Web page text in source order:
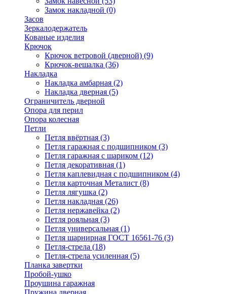
Замок накладной (0)
Засов
Зеркалодержатель
Кованые изделия
Крючок
Крючок ветровой (дверной) (9)
Крючок-вешалка (36)
Накладка
Накладка амбарная (2)
Накладка дверная (5)
Ограничитель дверной
Опора для перил
Опора колесная
Петли
Петля ввёртная (3)
Петля гаражная с подшипником (3)
Петля гаражная с шариком (12)
Петля декоративная (1)
Петля каплевидная с подшипником (4)
Петля карточная Металист (8)
Петля лягушка (2)
Петля накладная (26)
Петля нержавейка (2)
Петля рояльная (3)
Петля универсальная (1)
Петля шарнирная ГОСТ 16561-76 (3)
Петля-стрела (18)
Петля-стрела усиленная (5)
Планка завертки
Пробой-ушко
Проушина гаражная
Пружина дверная